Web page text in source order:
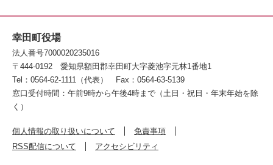
幸田町役場
法人番号7000020235016
〒444-0192
愛知県額田郡幸田町大字菱池字元林1番地1
Tel：0564-62-1111（代表）
Fax：0564-63-5139
窓口受付時間：午前9時から午後4時まで（土日・祝日・年末年始を除
く）
個人情報の取り扱いについて
免責事項
RSS配信について
アクセシビリティ